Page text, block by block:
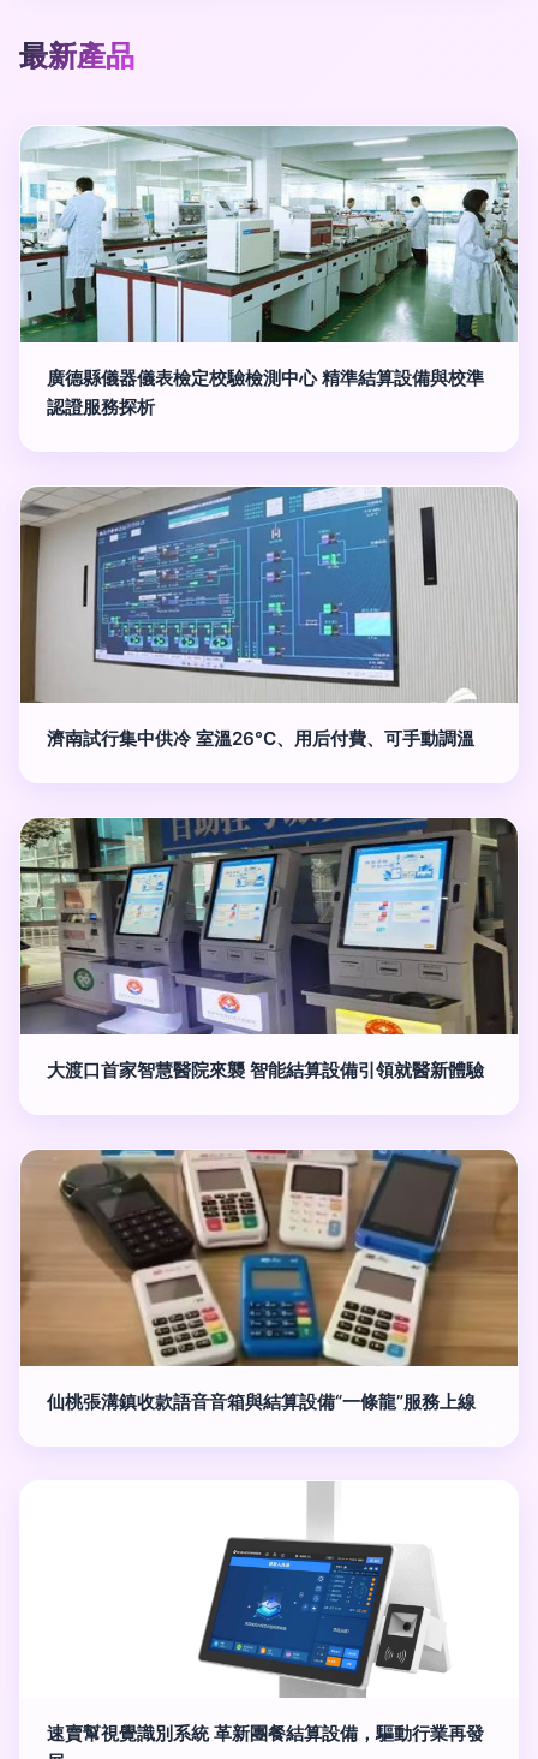
最新產品
廣德縣儀器儀表檢定校驗檢測中心 精準結算設備與校準
認證服務探析
濟南試行集中供冷 室溫26°C、用后付費、可手動調溫
大渡口首家智慧醫院來襲 智能結算設備引領就醫新體驗
仙桃張溝鎮收款語音音箱與結算設備“一條龍”服務上線
速賣幫視覺識別系統 革新團餐結算設備，驅動行業再發